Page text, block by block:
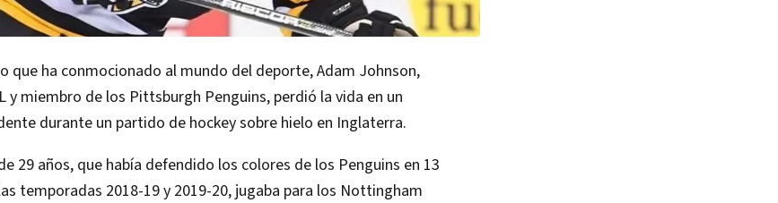
que ha conmocionado al mundo del deporte, Adam Johnson,
y miembro de los Pittsburgh Penguins, perdió la vida en un
durante un partido de hockey sobre hielo en Inglaterra.
29 años, que había defendido los colores de los Penguins en 13
temporadas 2018-19 y 2019-20, jugaba para los Nottingham